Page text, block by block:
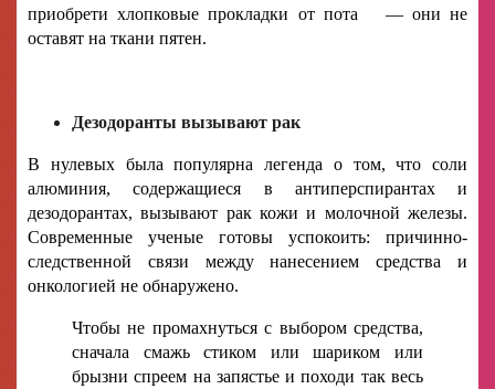
приобрети хлопковые прокладки от пота — они не
оставят на ткани пятен.
Дезодоранты вызывают рак
В нулевых была популярна легенда о том, что соли
алюминия, содержащиеся в антиперспирантах и
дезодорантах, вызывают рак кожи и молочной железы.
Современные ученые готовы успокоить: причинно-
следственной связи между нанесением средства и
онкологией не обнаружено.
Чтобы не промахнуться с выбором средства,
сначала смажь стиком или шариком или
брызни спреем на запястье и походи так весь